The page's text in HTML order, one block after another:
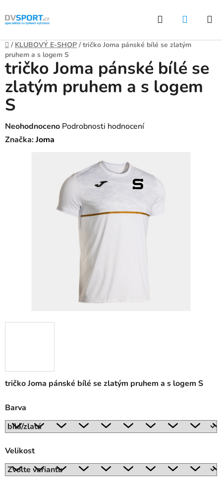
Přejít
na
Hledat
Domů
/ KLUBOVÝ E-SHOP / tričko Joma pánské bílé se zlatým
pruhem a s logem S
tričko Joma pánské bílé se zlatým pruhem a s logem S
Barva
Velikost
tričko Joma pánské bílé se
zlatým pruhem a s logem
S
Průměrné
hodnocení
Neohodnoceno Podrobnosti hodnocení
Značka:Joma